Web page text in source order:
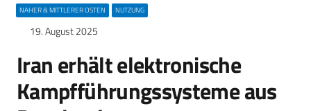
NAHER & MITTLERER OSTEN
NUTZUNG
19. August 2025
Iran erhält elektronische
Kampfführungssysteme aus